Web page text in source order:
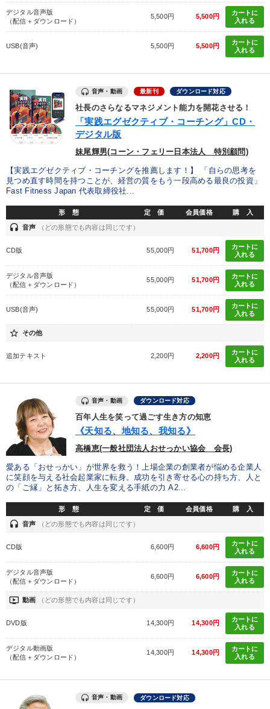
デジタル音声版
（配信＋ダウンロード）
5,500円 5,500円
カートに
入れる
USB(音声) 5,500円 5,500円
カートに
入れる
音声・動画 最新刊 ダウンロード対応
社長のさらなるマネジメント能力を開花させる！
「実践エグゼクティブ・コーチング」CD・
デジタル版
妹尾輝男(コーン・フェリー日本法人 特別顧問)
【実践エグゼクティブ・コーチングを推薦します！】 「自らの思考を
見つめ直す時間を持つことが、経営の質をもう一段高める最良の投資」
Fast Fitness Japan 代表取締役社...
形 態 定 価 会員価格 購 入
headset 音声 （どの形態でも内容は同じです）
CD版 55,000円 51,700円
カートに
入れる
デジタル音声版
（配信＋ダウンロード）
55,000円 51,700円
カートに
入れる
USB(音声) 55,000円 51,700円
カートに
入れる
star_border その他
追加テキスト 2,200円 2,200円
カートに
入れる
音声・動画 ダウンロード対応
百年人生を笑って過ごす生き方の知恵
《天知る、地知る、我知る》
高橋恵(一般社団法人おせっかい協会 会長)
愛ある「おせっかい」が世界を救う！上場企業の創業者が悩める企業人
に笑顔を与える社会起業家に転身。成功を引き寄せる心の持ち方、人と
の「ご縁」と拓き方、人生を変える手紙の力 A2...
形 態 定 価 会員価格 購 入
headset 音声 （どの形態でも内容は同じです）
CD版 6,600円 6,600円
カートに
入れる
デジタル音声版
（配信＋ダウンロード）
6,600円 6,600円
カートに
入れる
ondemand_video 動画 （どの形態でも内容は同じです）
DVD版 14,300円 14,300円
カートに
入れる
デジタル動画版
（配信＋ダウンロード）
14,300円 14,300円
カートに
入れる
音声・動画 ダウンロード対応